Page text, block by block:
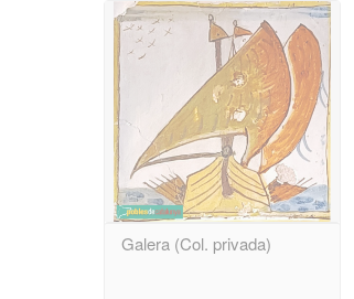
Galera (Col. privada)